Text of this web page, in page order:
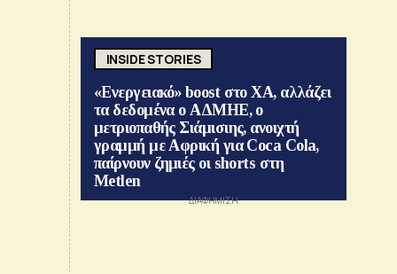
INSIDE STORIES
«Ενεργειακό» boost στο ΧΑ, αλλάζει
τα δεδομένα ο ΑΔΜΗΕ, ο
μετριοπαθής Σιάμισιης, ανοιχτή
γραμμή με Αφρική για Coca Cola,
παίρνουν ζημιές οι shorts στη
Metlen